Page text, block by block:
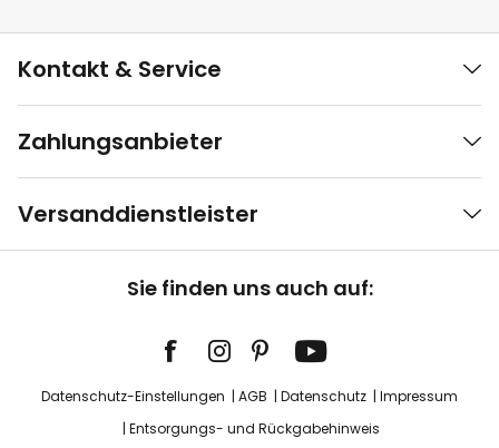
Kontakt & Service
Zahlungsanbieter
Versanddienstleister
Sie finden uns auch auf:
Datenschutz-Einstellungen AGB Datenschutz
Impressum
Entsorgungs- und Rückgabehinweis